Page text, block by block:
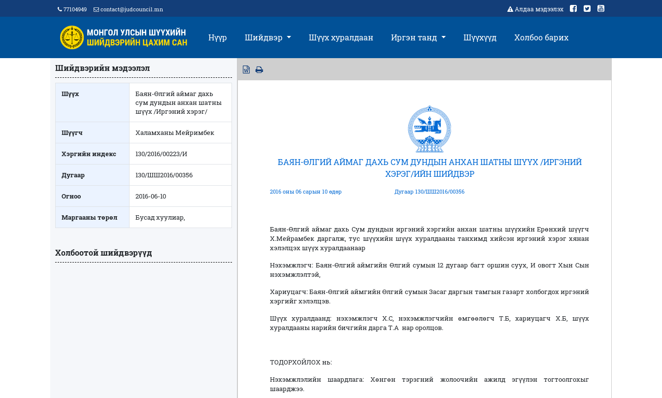
77104949 contact@judcouncil.mn Алдаа мэдээлэх
Нүүр Шийдвэр Шүүх хуралдаан Иргэн танд Шүүхүүд Холбоо барих
Шийдвэрийн мэдээлэл
Шүүх
Баян-Өлгий аймаг дахь
сум дундын анхан шатны
шүүх /Иргэний хэрэг/
Шүүгч Халамханы Мейримбек
Хэргийн индекс 130/2016/00223/И
Дугаар 130/ШШ2016/00356
Огноо 2016-06-10
Маргааны төрөл Бусад хуулиар,
Холбоотой шийдвэрүүд
БАЯН-ӨЛГИЙ АЙМАГ ДАХЬ СУМ ДУНДЫН АНХАН ШАТНЫ ШҮҮХ /ИРГЭНИЙ
ХЭРЭГ/ИЙН ШИЙДВЭР
2016 оны 06 сарын 10 өдөр Дугаар 130/ШШ2016/00356
Баян-Өлгий аймаг дахь Сум дундын иргэний хэргийн анхан шатны шүүхийн Ерөнхий шүүгч
Х.Мейрамбек даргалж, тус шүүхийн шүүх хуралдааны танхимд хийсэн иргэний хэрэг хянан
хэлэлцэх шүүх хуралдаанаар
Нэхэмжлэгч: Баян-Өлгий аймгийн Өлгий сумын 12 дугаар багт оршин суух, И овогт Хын Сын
нэхэмжлэлтэй,
Хариуцагч: Баян-Өлгий аймгийн Өлгий сумын Засаг даргын тамгын газарт холбогдох иргэний
хэргийг хэлэлцэв.
Шүүх хуралдаанд: нэхэмжлэгч Х.С, нэхэмжлэгчийн өмгөөлөгч Т.Б, хариуцагч Х.Б, шүүх
хуралдааны нарийн бичгийн дарга Т.А нар оролцов.
ТОДОРХОЙЛОХ нь:
Нэхэмжлэлийн шаардлага: Хөнгөн тэрэгний жолоочийн ажилд эгүүлэн тогтоолгохыг
шаарджээ.